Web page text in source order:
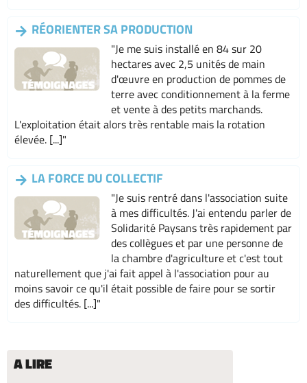
RÉORIENTER SA PRODUCTION
"Je me suis installé en 84 sur 20
hectares avec 2,5 unités de main
d'œuvre en production de pommes de
terre avec conditionnement à la ferme
et vente à des petits marchands.
L'exploitation était alors très rentable mais la rotation
élevée. [...]"
LA FORCE DU COLLECTIF
"Je suis rentré dans l'association suite
à mes difficultés. J'ai entendu parler de
Solidarité Paysans très rapidement par
des collègues et par une personne de
la chambre d'agriculture et c'est tout
naturellement que j'ai fait appel à l'association pour au
moins savoir ce qu'il était possible de faire pour se sortir
des difficultés. [...]"
A LIRE